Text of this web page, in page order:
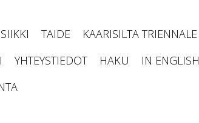
TAIDE KAARISILTA TRIENNALE
YHTEYSTIEDOT HAKU IN ENGLISH